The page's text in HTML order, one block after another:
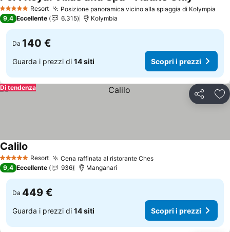
5 Stelle Resort Posizione panoramica vicino alla spiaggia di Kolympia
9,4 Eccellente 6.315 Kolymbia
Da 140 €
Guarda i prezzi di 14 siti Scopri i prezzi
Condividi
Di tendenza
5 Stelle Resort Cena raffinata al ristorante Ches
Calilo
9,4 Eccellente 936 Manganari
Da 449 €
Guarda i prezzi di 14 siti Scopri i prezzi